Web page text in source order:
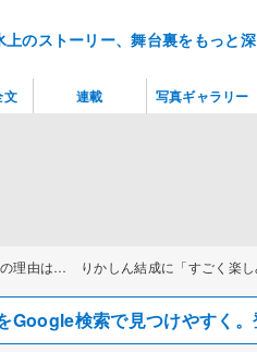
上のストーリー、舞台裏をもっと
理由は… りかしん結成に「すごく楽し
検索で見つけやすく。
文 連載 写真ギャラリー